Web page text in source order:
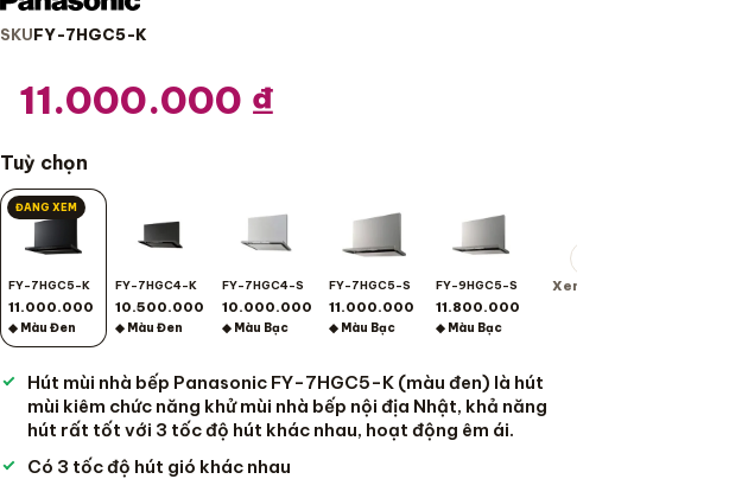
SKUFY-7HGC5-K
11.000.000 ₫
Tuỳ chọn
ĐANG XEM
FY-7HGC5-K
11.000.000
◆ Màu Đen
FY-7HGC4-K
10.500.000
◆ Màu Đen
FY-7HGC4-S
10.000.000
◆ Màu Bạc
FY-7HGC5-S
11.000.000
◆ Màu Bạc
FY-9HGC5-S
11.800.000
◆ Màu Bạc
Xem thêm
Hút mùi nhà bếp Panasonic FY-7HGC5-K (màu đen) là hút
mùi kiêm chức năng khử mùi nhà bếp nội địa Nhật, khả năng
hút rất tốt với 3 tốc độ hút khác nhau, hoạt động êm ái.
Có 3 tốc độ hút gió khác nhau